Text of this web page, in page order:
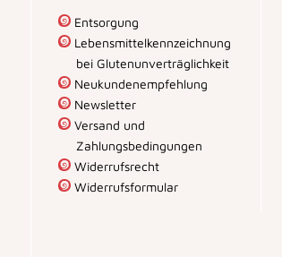
Entsorgung
Lebensmittelkennzeichnung
bei Glutenunverträglichkeit
Neukundenempfehlung
Newsletter
Versand und
Zahlungsbedingungen
Widerrufsrecht
Widerrufsformular